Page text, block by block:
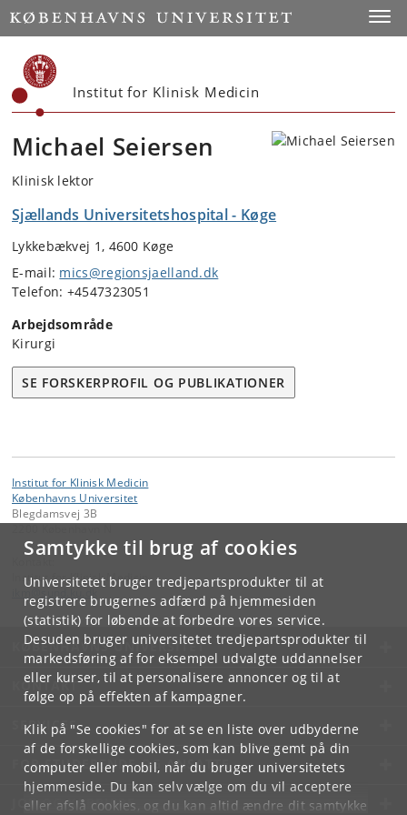
Samtykke til brug af cookies
Universitetet bruger tredjepartsprodukter til at
registrere brugernes adfærd på hjemmesiden
(statistik) for løbende at forbedre vores service.
Desuden bruger universitetet tredjepartsprodukter til
markedsføring af for eksempel udvalgte uddannelser
eller kurser, til at personalisere annoncer og til at
følge op på effekten af kampagner.
Klik på "Se cookies" for at se en liste over udbyderne
af de forskellige cookies, som kan blive gemt på din
computer eller mobil, når du bruger universitetets
hjemmeside. Du kan selv vælge om du vil acceptere
eller afslå cookies, og du kan altid ændre dit samtykke
Start
Institut for Klinisk Medicin
Michael Seiersen
Klinisk lektor
Sjællands Universitetshospital - Køge
Lykkebækvej 1, 4600 Køge
E-mail: mics@regionsjaelland.dk
Telefon: +4547323051
Arbejdsområde
Kirurgi
SE FORSKERPROFIL OG PUBLIKATIONER
Institut for Klinisk Medicin
Københavns Universitet
Blegdamsvej 3B
Institut for Klinisk Medicin
KØBENHAVNS UNIVERSITET
KONTAKT
SERVICES
FOR STUDERENDE OG ANSATTE
JOB OG KARRIERE